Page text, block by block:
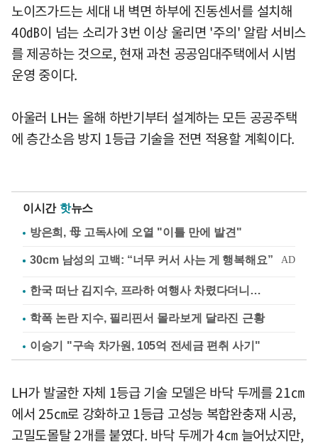
노이즈가드는 세대 내 벽면 하부에 진동센서를 설치해
40㏈이 넘는 소리가 3번 이상 울리면 '주의' 알람 서비스
를 제공하는 것으로, 현재 과천 공공임대주택에서 시범
운영 중이다.
아울러 LH는 올해 하반기부터 설계하는 모든 공공주택
에 층간소음 방지 1등급 기술을 전면 적용할 계획이다.
이시간 핫뉴스
방은희, 母 고독사에 오열 "이틀 만에 발견"
한국 떠난 김지수, 프라하 여행사 차렸다더니…
학폭 논란 지수, 필리핀서 몰라보게 달라진 근황
이승기 "구속 차가원, 105억 전세금 편취 사기"
LH가 발굴한 자체 1등급 기술 모델은 바닥 두께를 21㎝
에서 25㎝로 강화하고 1등급 고성능 복합완충재 시공,
고밀도몰탈 2개를 붙였다. 바닥 두께가 4㎝ 늘어났지만,